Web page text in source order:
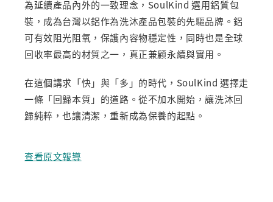
為延續產品內外的一致理念，SoulKind 選用鋁質包
裝，成為台灣以鋁作為洗沐產品包裝的先驅品牌。鋁
可有效阻光阻氧，保護內容物穩定性，同時也是全球
回收率最高的材質之一，真正兼顧永續與實用。
在這個講求「快」與「多」的時代，SoulKind 選擇走
一條「回歸本質」的道路。從不加水開始，讓洗沐回
歸純粹，也讓清潔，重新成為保養的起點。
查看原文報導